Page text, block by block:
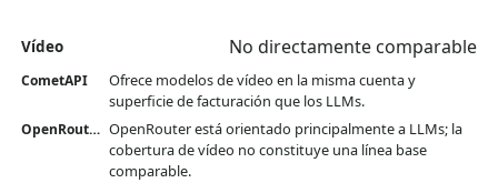
Vídeo No directamente comparable
CometAPI
Ofrece modelos de vídeo en la misma cuenta y
superficie de facturación que los LLMs.
OpenRouter OpenRouter está orientado principalmente a LLMs; la
cobertura de vídeo no constituye una línea base
comparable.